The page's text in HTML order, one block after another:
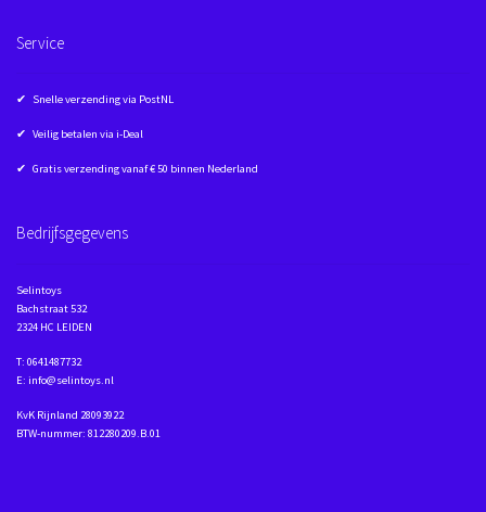
Service
✔ Snelle verzending via PostNL
✔ Veilig betalen via i-Deal
✔ Gratis verzending vanaf € 50 binnen Nederland
Bedrijfsgegevens
Selintoys
Bachstraat 532
2324 HC LEIDEN
T: 0641487732
E: info@selintoys.nl
KvK Rijnland 28093922
BTW-nummer: 812280209.B.01